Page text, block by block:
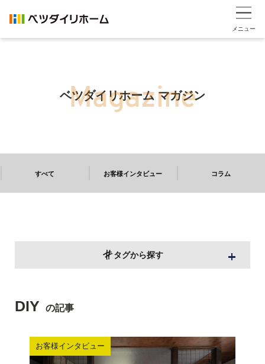
メニュー
ベツダイリホーム マガジン
すべて お客様インタビュー コラム
タグから探す
DIY の記事
お客様インタビュー